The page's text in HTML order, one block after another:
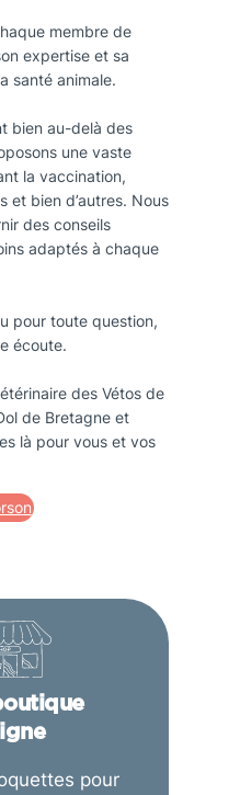
membre de
expertise et sa
santé animale.
bien au-delà des
une vaste
la vaccination,
et bien d’autres. Nous
des conseils
adaptés à chaque
pour toute question,
écoute.
des Vétos de
de Bretagne et
là pour vous et vos
pour